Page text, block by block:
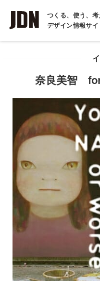
つくる、使う、
デザイン情報サイ
INTERVIEW
インタビュー
奈良美智